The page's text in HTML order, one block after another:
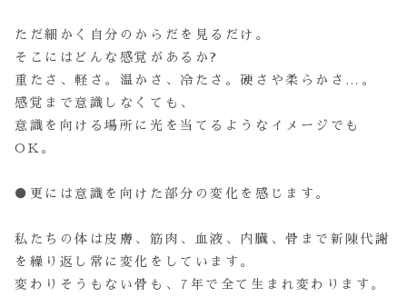
ただ細かく自分のからだを見るだけ。
そこにはどんな感覚があるか?
重たさ、軽さ。温かさ、冷たさ。硬さや柔らかさ…。
感覚まで意識しなくても、
意識を向ける場所に光を当てるようなイメージでも
OK。
●更には意識を向けた部分の変化を感じます。
私たちの体は皮膚、筋肉、血液、内臓、骨まで新陳代謝
を繰り返し常に変化をしています。
変わりそうもない骨も、7年で全て生まれ変わります。